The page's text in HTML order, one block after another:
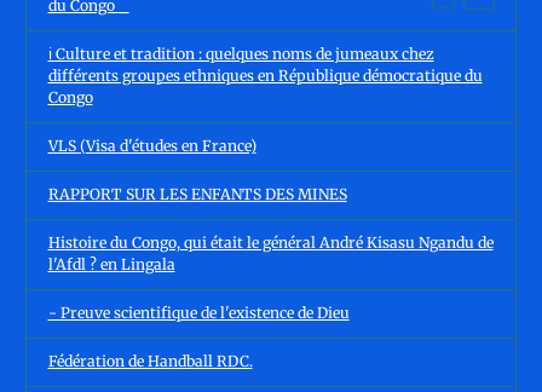
du Congo
ℹ️ Culture et tradition : quelques noms de jumeaux chez
différents groupes ethniques en République démocratique du
Congo
VLS (Visa d'études en France)
RAPPORT SUR LES ENFANTS DES MINES
Histoire du Congo, qui était le général André Kisasu Ngandu de
l'Afdl ? en Lingala
- Preuve scientifique de l'existence de Dieu
Fédération de Handball RDC.